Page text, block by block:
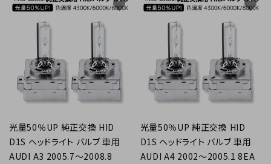
光量50％UP 純正交換 HID
D1S ヘッドライト バルブ 車用
AUDI A3 2005.7～2008.8
favorite
光量50％UP 純正交換 HID
D1S ヘッドライト バルブ 車用
AUDI A4 2002～2005.1 8EA
favorite